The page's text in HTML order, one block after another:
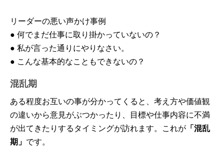
リーダーの悪い声かけ事例
● 何でまだ仕事に取り掛かっていないの？
● 私が言った通りにやりなさい。
● こんな基本的なこともできないの？
混乱期
ある程度お互いの事が分かってくると、考え方や価値観
の違いから意見がぶつかったり、目標や仕事内容に不満
が出てきたりするタイミングが訪れます。これが 「混乱
期」 です。